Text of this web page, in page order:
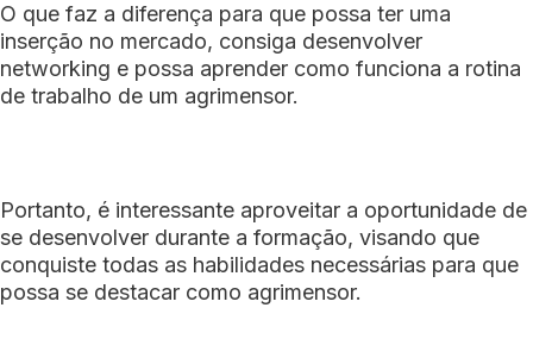
O que faz a diferença para que possa ter uma
inserção no mercado, consiga desenvolver
networking e possa aprender como funciona a rotina
de trabalho de um agrimensor.
Portanto, é interessante aproveitar a oportunidade de
se desenvolver durante a formação, visando que
conquiste todas as habilidades necessárias para que
possa se destacar como agrimensor.